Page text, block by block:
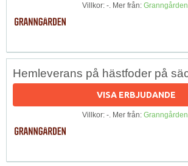
Villkor: -. Mer från: Granngården
Hemleverans på hästfoder på
VISA ERBJUDANDE
Villkor: -. Mer från: Granngården